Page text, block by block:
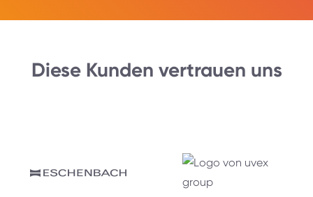
Diese Kunden vertrauen uns